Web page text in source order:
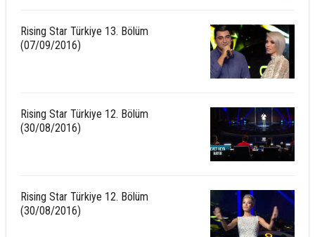
Rising Star Türkiye 13. Bölüm
(07/09/2016)
Rising Star Türkiye 12. Bölüm
(30/08/2016)
Rising Star Türkiye 12. Bölüm
(30/08/2016)